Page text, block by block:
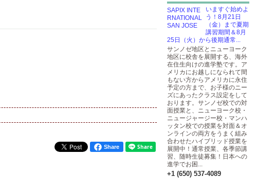
Share
いますぐ始めよ
う！8月21日
（金）まで夏期
講習期間＆8月
25日（火）から後期通常...
サンノゼ地区とニューヨーク
地区に校舎を展開する、海外
在住生向けの進学塾です。ア
メリカにお越しになられて間
もない方からアメリカに永住
予定の方まで、お子様のニー
ズにあったクラス設定をして
おります。サンノゼ校での対
面授業と、ニューヨーク校・
ニュージャージー校・マンハ
ッタン校での授業を対面＆オ
ンラインの両方をうまく組み
合わせたハイブリッド授業を
展開中！通常授業、各季節講
習、随時生徒募集！日本への
進学でお困...
+1 (650) 537-4089